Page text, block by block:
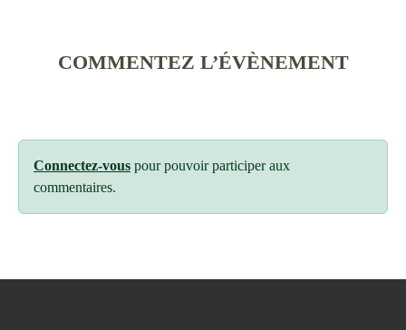
COMMENTEZ L’ÉVÈNEMENT
Connectez-vous pour pouvoir participer aux
commentaires.